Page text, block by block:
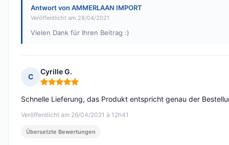
Antwort von AMMERLAAN IMPORT
Veröffentlicht am 28/04/2021
Vielen Dank für Ihren Beitrag :)
C
Cyrille G.
Hinweis: 5 von 5
Veröffentlicht am 26/04/2021 à 12h41
Schnelle Lieferung, das Produkt entspricht genau der
Übersetzte Bewertungen